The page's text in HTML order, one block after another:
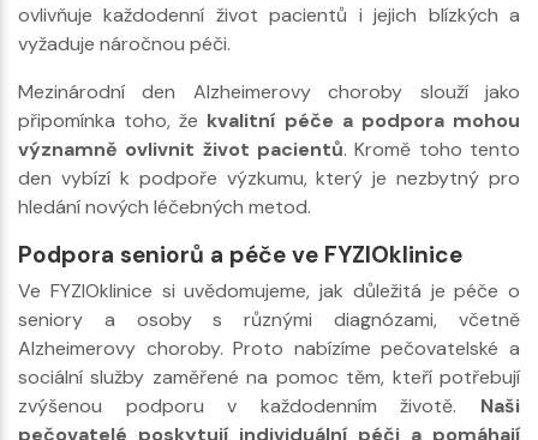
ovlivňuje každodenní život pacientů i jejich blízkých a
vyžaduje náročnou péči.
Mezinárodní den Alzheimerovy choroby slouží jako
připomínka toho, že kvalitní péče a podpora mohou
významně ovlivnit život pacientů. Kromě toho tento
den vybízí k podpoře výzkumu, který je nezbytný pro
hledání nových léčebných metod.
Podpora seniorů a péče ve FYZIOklinice
Ve FYZIOklinice si uvědomujeme, jak důležitá je péče o
seniory a osoby s různými diagnózami, včetně
Alzheimerovy choroby. Proto nabízíme pečovatelské a
sociální služby zaměřené na pomoc těm, kteří potřebují
zvýšenou podporu v každodenním životě. Naši
pečovatelé poskytují individuální péči a pomáhají